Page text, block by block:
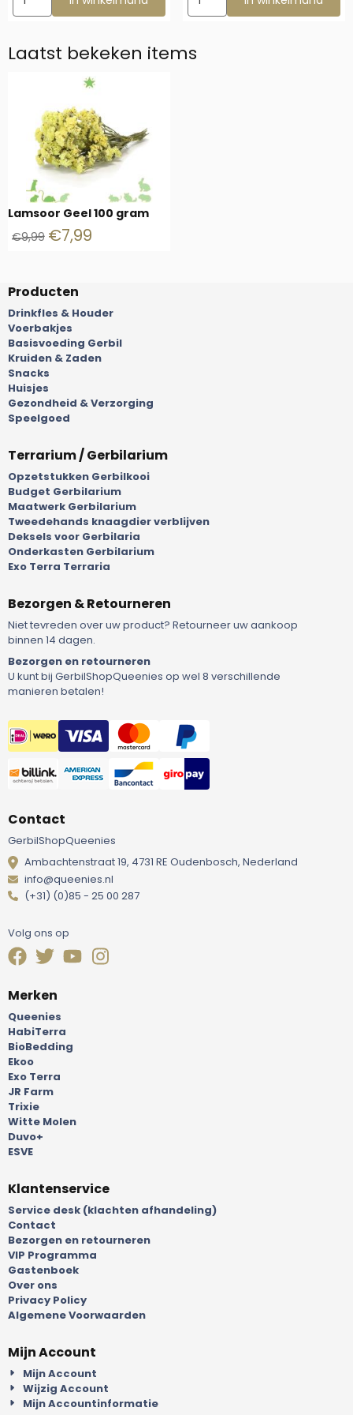
Laatst bekeken items
Lamsoor Geel 100 gram
€9,99 €7,99
Producten
Drinkfles & Houder
Voerbakjes
Basisvoeding Gerbil
Kruiden & Zaden
Snacks
Huisjes
Gezondheid & Verzorging
Speelgoed
Terrarium / Gerbilarium
Opzetstukken Gerbilkooi
Budget Gerbilarium
Maatwerk Gerbilarium
Tweedehands knaagdier verblijven
Deksels voor Gerbilaria
Onderkasten Gerbilarium
Exo Terra Terraria
Bezorgen & Retourneren
Niet tevreden over uw product? Retourneer uw aankoop
binnen 14 dagen.
Bezorgen en retourneren
U kunt bij GerbilShopQueenies op wel 8 verschillende
manieren betalen!
Contact
GerbilShopQueenies
Ambachtenstraat 19, 4731 RE Oudenbosch, Nederland
info@queenies.nl
(+31) (0)85 - 25 00 287
Volg ons op
Merken
Queenies
HabiTerra
BioBedding
Ekoo
Exo Terra
JR Farm
Trixie
Witte Molen
Duvo+
ESVE
Klantenservice
Service desk (klachten afhandeling)
Contact
Bezorgen en retourneren
VIP Programma
Gastenboek
Over ons
Privacy Policy
Algemene Voorwaarden
Mijn Account
Mijn Account
Wijzig Account
Mijn Accountinformatie